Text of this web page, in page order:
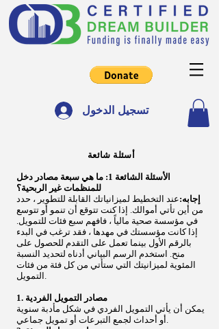
تسجيل الدخول
أسئلة شائعة
الأسئلة الشائعة 1: ما هي سبعة مصادر دخل
للمنظمات غير الربحية؟
إجابه:عند التخطيط لميزانياتك القابلة للتطوير ، حدد
من أين تأتي أموالك. إذا كنت تتوقع أن تنمو أو تتوسع
في مؤسسة صحية مالياً ، فافهم سبع فئات للتمويل.
إذا كانت مؤسستك في مهدها ، فقد ترغب في البدء
بالرقم الأول بينما تعمل على التقدم للحصول على
منح. استخدم الرسم البياني أدناه لتحديد النسبة
المئوية لميزانيتك التي ستأتي من كل فئة من فئات
1. مصادر التمويل الفردية
يمكن أن يأتي التمويل الفردي في شكل مأدبة سنوية